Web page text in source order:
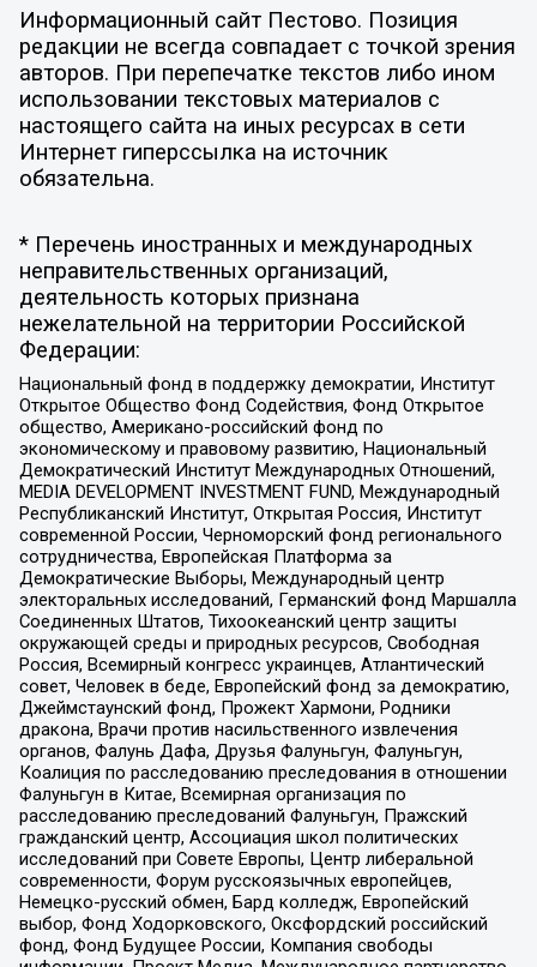
Информационный сайт Пестово. Позиция
редакции не всегда совпадает с точкой зрения
авторов. При перепечатке текстов либо ином
использовании текстовых материалов с
настоящего сайта на иных ресурсах в сети
Интернет гиперссылка на источник
обязательна.
* Перечень иностранных и международных
неправительственных организаций,
деятельность которых признана
нежелательной на территории Российской
Федерации:
Национальный фонд в поддержку демократии, Институт
Открытое Общество Фонд Содействия, Фонд Открытое
общество, Американо-российский фонд по
экономическому и правовому развитию, Национальный
Демократический Институт Международных Отношений,
MEDIA DEVELOPMENT INVESTMENT FUND, Международный
Республиканский Институт, Открытая Россия, Институт
современной России, Черноморский фонд регионального
сотрудничества, Европейская Платформа за
Демократические Выборы, Международный центр
электоральных исследований, Германский фонд Маршалла
Соединенных Штатов, Тихоокеанский центр защиты
окружающей среды и природных ресурсов, Свободная
Россия, Всемирный конгресс украинцев, Атлантический
совет, Человек в беде, Европейский фонд за демократию,
Джеймстаунский фонд, Прожект Хармони, Родники
дракона, Врачи против насильственного извлечения
органов, Фалунь Дафа, Друзья Фалуньгун, Фалуньгун,
Коалиция по расследованию преследования в отношении
Фалуньгун в Китае, Всемирная организация по
расследованию преследований Фалуньгун, Пражский
гражданский центр, Ассоциация школ политических
исследований при Совете Европы, Центр либеральной
современности, Форум русскоязычных европейцев,
Немецко-русский обмен, Бард колледж, Европейский
выбор, Фонд Ходорковского, Оксфордский российский
фонд, Фонд Будущее России, Компания свободы